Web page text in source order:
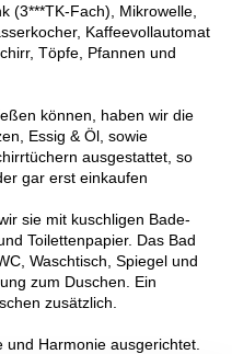
(3***TK-Fach), Mikrowelle,
Kaffeevollautomat
Töpfe, Pfannen und
können, haben wir die
Essig & Öl, sowie
ausgestattet, so
gar erst einkaufen
sie mit kuschligen Bade-
Toilettenpapier. Das Bad
Waschtisch, Spiegel und
zum Duschen. Ein
zusätzlich.
Harmonie ausgerichtet.